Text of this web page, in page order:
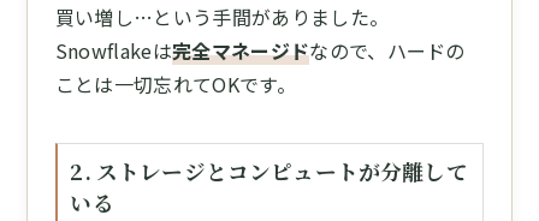
買い増し…という手間がありました。
Snowflakeは完全マネージドなので、ハードの
ことは一切忘れてOKです。
2. ストレージとコンピュートが分離して
いる